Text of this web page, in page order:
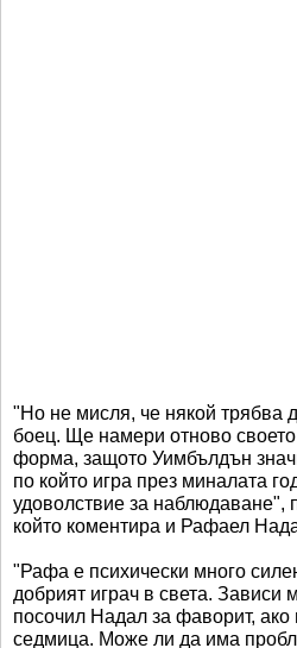
"Но не мисля, че някой трябва
боец. Ще намери отново
форма, защото Уимбълдън
по който игра през миналата
удоволствие за наблюдаване",
който коментира и Рафаел
"Рафа е психически много
добрият играч в света. Зависи
посочил Надал за фаворит, ако
седмица. Може ли да има